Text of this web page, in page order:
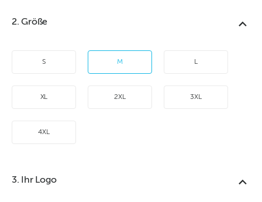
2. Größe
S M L
XL 2XL 3XL
4XL
3. Ihr Logo